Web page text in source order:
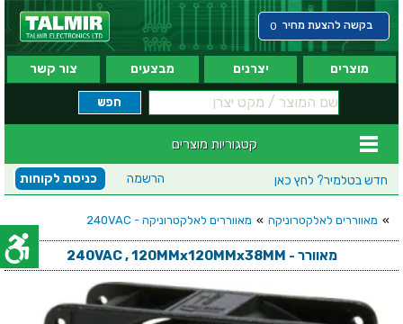
בקשה להצעת מחיר 0
מוצרים יצרנים מבצעים צור קשר
קטגוריות מוצרים
חדש בטלמיר? לחץ כאן כניסת לקוחות הרשמה
» מאווררים לאלקטרוניקה » מאווררים לאלקטרוניקה - 240VAC
מאוורר - 240VAC , 120MMx120MMx38MM